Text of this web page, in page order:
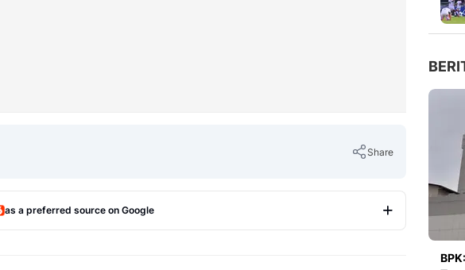
Share
as a preferred source on Google